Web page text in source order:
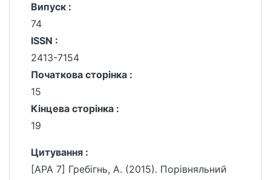
Випуск :
74
ISSN :
2413-7154
Початкова сторінка :
15
Кінцева сторінка :
19
Цитування :
[APA 7] Гребігнь, А. (2015). Порівняльний